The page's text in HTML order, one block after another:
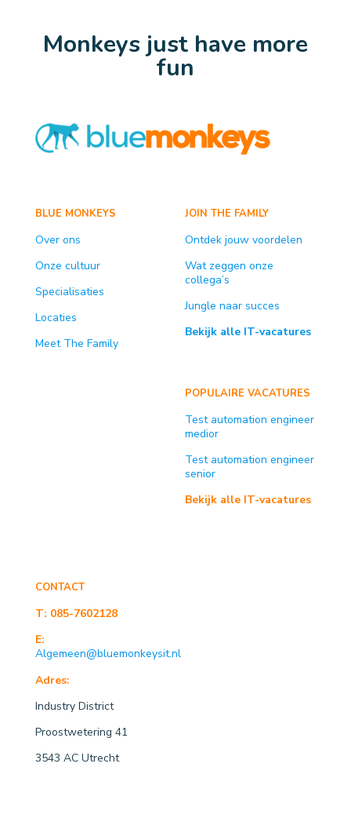
Monkeys just have more
fun
BLUE MONKEYS
Over ons
Onze cultuur
Specialisaties
Locaties
Meet The Family
JOIN THE FAMILY
Ontdek jouw voordelen
Wat zeggen onze
collega’s
Jungle naar succes
Bekijk alle IT-vacatures
POPULAIRE VACATURES
Test automation engineer
medior
Test automation engineer
senior
Bekijk alle IT-vacatures
CONTACT
T: 085-7602128
E:
Algemeen@bluemonkeysit.nl
Adres:
Industry District
Proostwetering 41
3543 AC Utrecht